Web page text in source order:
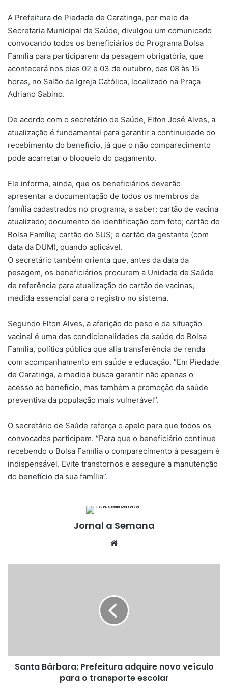
A Prefeitura de Piedade de Caratinga, por meio da
Secretaria Municipal de Saúde, divulgou um comunicado
convocando todos os beneficiários do Programa Bolsa
Família para participarem da pesagem obrigatória, que
acontecerá nos dias 02 e 03 de outubro, das 08 às 15
horas, no Salão da Igreja Católica, localizado na Praça
Adriano Sabino.
De acordo com o secretário de Saúde, Elton José Alves, a
atualização é fundamental para garantir a continuidade do
recebimento do benefício, já que o não comparecimento
pode acarretar o bloqueio do pagamento.
Ele informa, ainda, que os beneficiários deverão
apresentar a documentação de todos os membros da
família cadastrados no programa, a saber: cartão de vacina
atualizado; documento de identificação com foto; cartão do
Bolsa Família; cartão do SUS; e cartão da gestante (com
data da DUM), quando aplicável.
O secretário também orienta que, antes da data da
pesagem, os beneficiários procurem a Unidade de Saúde
de referência para atualização do cartão de vacinas,
medida essencial para o registro no sistema.
Segundo Elton Alves, a aferição do peso e da situação
vacinal é uma das condicionalidades de saúde do Bolsa
Família, política pública que alia transferência de renda
com acompanhamento em saúde e educação. “Em Piedade
de Caratinga, a medida busca garantir não apenas o
acesso ao benefício, mas também a promoção da saúde
preventiva da população mais vulnerável”.
O secretário de Saúde reforça o apelo para que todos os
convocados participem. “Para que o beneficiário continue
recebendo o Bolsa Família o comparecimento à pesagem é
indispensável. Evite transtornos e assegure a manutenção
do benefício da sua família”.
Jornal a Semana
transporte
escolar
Santa Bárbara: Prefeitura adquire novo veículo
para o transporte escolar